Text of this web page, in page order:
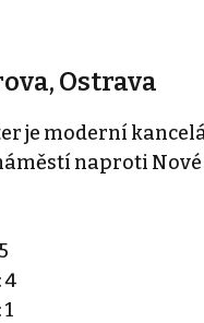
Ostrava
je moderní
naproti
4